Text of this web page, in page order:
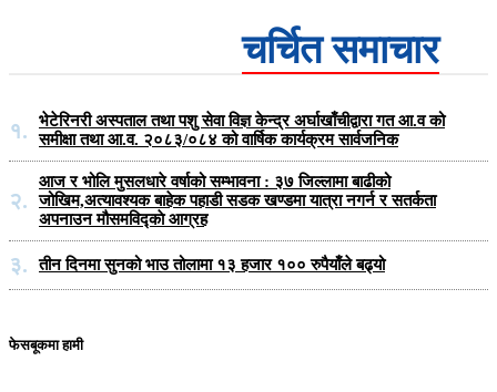
चर्चित समाचार
१.
भेटेरिनरी अस्पताल तथा पशु सेवा विज्ञ केन्द्र अर्घाखाँचीद्वारा गत आ.व को
समीक्षा तथा आ.व. २०८३/०८४ को वार्षिक कार्यक्रम सार्वजनिक
२.
आज र भोलि मुसलधारे वर्षाको सम्भावना : ३७ जिल्लामा बाढीको
जोखिम,अत्यावश्यक बाहेक पहाडी सडक खण्डमा यात्रा नगर्न र सतर्कता
अपनाउन मौसमविद्काे आग्रह
३. तीन दिनमा सुनको भाउ तोलामा १३ हजार १०० रुपैयाँले बढ्यो
फेसबूकमा हामी